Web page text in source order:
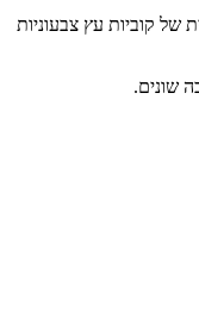
של קוביות עץ צבעוניות